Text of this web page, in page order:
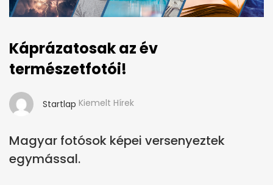
Káprázatosak az év
természetfotói!
Startlap Kiemelt Hírek
Magyar fotósok képei versenyeztek
egymással.